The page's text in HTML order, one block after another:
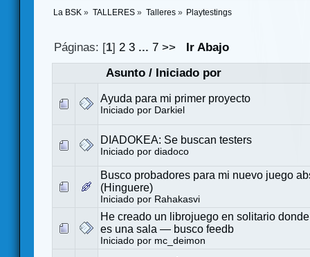
La BSK » TALLERES» Talleres» Playtestings
Páginas: [1]2 3 ...7 >>
Ir Abajo
Asunto/ Iniciado por
Ayuda para mi primer proyecto
Iniciado por Darkiel
DIADOKEA: Se buscan testers
Iniciado por diadoco
Busco probadores para mi nuevo juego
(Hinguere)
Iniciado por Rahakasvi
He creado un librojuego en solitario
es una sala — busco feedb
Iniciado por mc_deimon